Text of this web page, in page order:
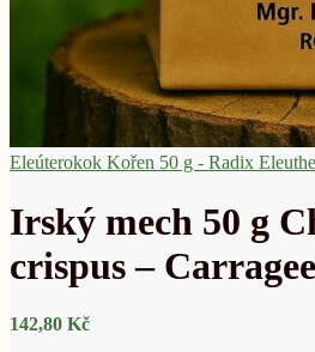
Eleúterokok Kořen 50 g - Radix
Irský mech 50 g
crispus –
142,80 Kč